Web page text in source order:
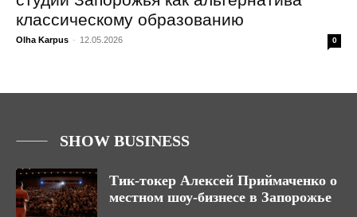
классическому образованию
Olha Karpus - 12.05.2026 0
SHOW BUSINESS
Тик-токер Алексей Приймаченко о
местном шоу-бизнесе в Запорожье